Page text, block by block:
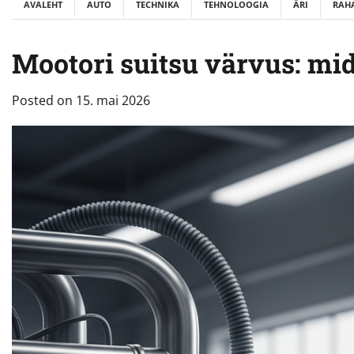
AVALEHT AUTO TECHNIKA TEHNOLOOGIA ÄRI
Mootori suitsu värvus:
Posted on 15. mai 2026